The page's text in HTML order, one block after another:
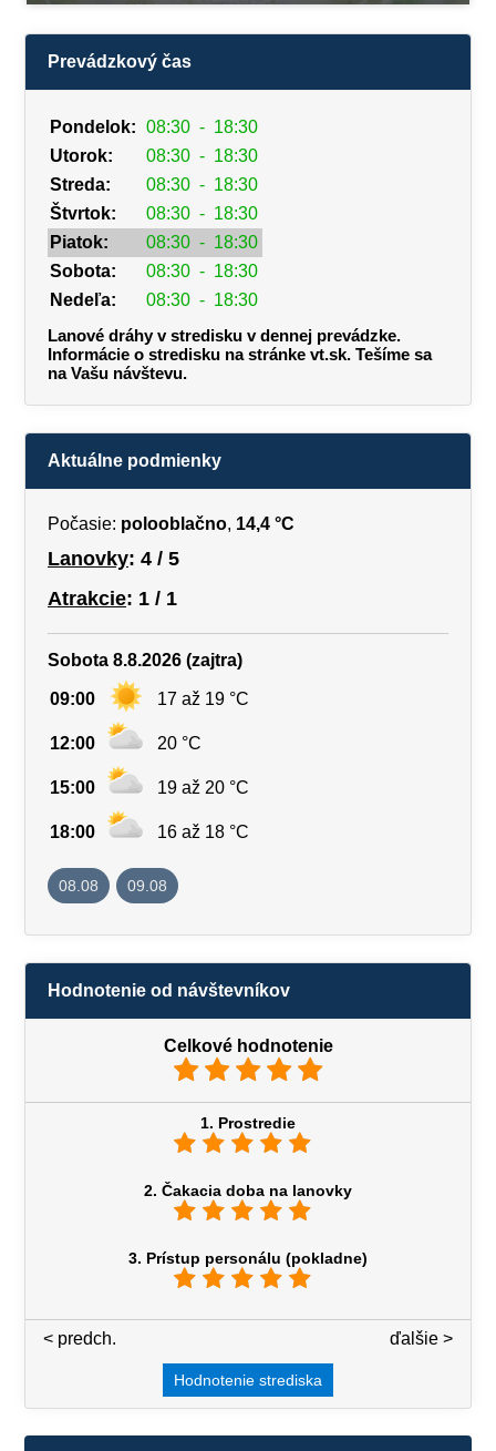
Prevádzkový čas
Pondelok: 08:30 - 18:30
Utorok:
08:30 - 18:30
Streda:
08:30 - 18:30
Štvrtok:
08:30 - 18:30
Piatok:
08:30 - 18:30
Sobota:
08:30 - 18:30
Nedeľa:
08:30 - 18:30
Lanové dráhy v stredisku v dennej prevádzke.
Informácie o stredisku na stránke vt.sk. Tešíme sa
na Vašu návštevu.
Aktuálne podmienky
Počasie: polooblačno, 14,4 °C
Lanovky: 4 / 5
Atrakcie: 1 / 1
Sobota 8.8.2026 (zajtra)
09:00 17 až 19 °C
12:00 20 °C
15:00 19 až 20 °C
18:00 16 až 18 °C
08.08 09.08
Hodnotenie od návštevníkov
Celkové hodnotenie
1. Prostredie
2. Čakacia doba na lanovky
3. Prístup personálu (pokladne)
ďalšie >
< predch.
Hodnotenie strediska